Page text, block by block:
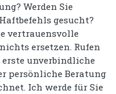
Werden Sie
gesucht?
vertrauensvolle
ersetzen. Rufen
erste unverbindliche
persönliche Beratung
Ich werde für Sie